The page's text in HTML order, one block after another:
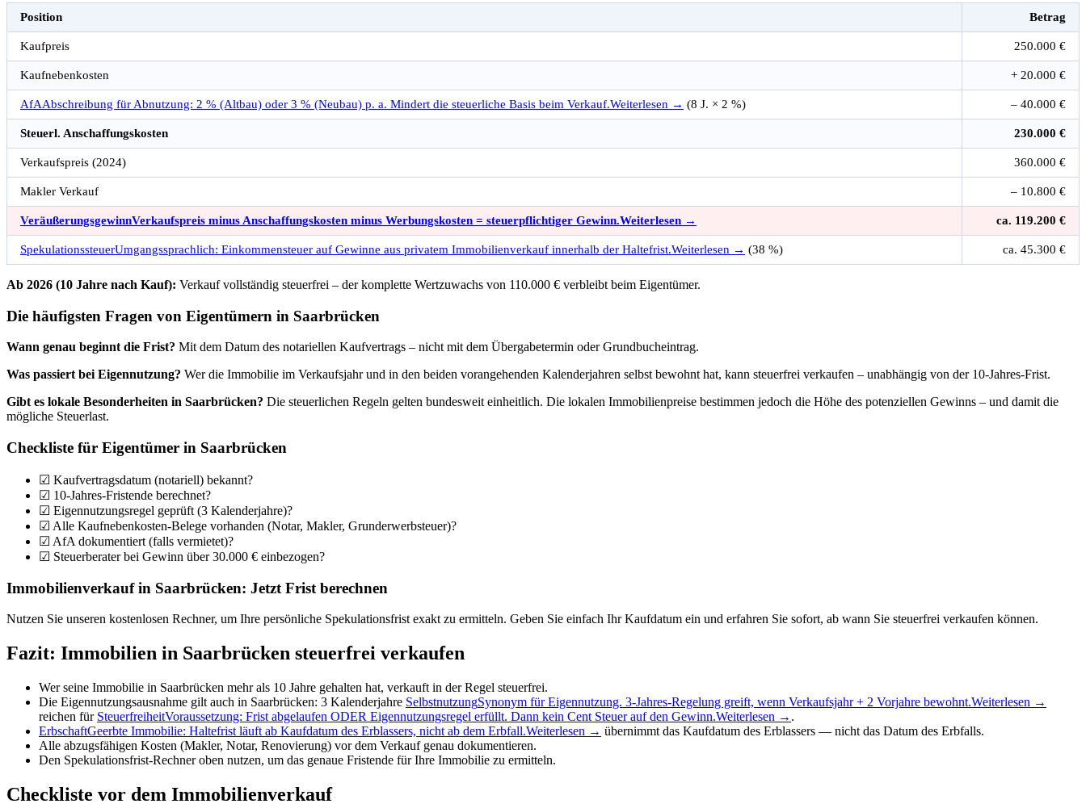
Position Betrag
Kaufpreis 250.000 €
Kaufnebenkosten + 20.000 €
AfAAbschreibung für Abnutzung: 2 % (Altbau) oder 3 % (Neubau) p. a. Mindert die steuerliche Basis beim Verkauf.Weiterlesen → (8 J. × 2 %) – 40.000 €
Steuerl. Anschaffungskosten 230.000 €
Verkaufspreis (2024) 360.000 €
Makler Verkauf – 10.800 €
VeräußerungsgewinnVerkaufspreis minus Anschaffungskosten minus Werbungskosten = steuerpflichtiger Gewinn.Weiterlesen → ca. 119.200 €
SpekulationssteuerUmgangssprachlich: Einkommensteuer auf Gewinne aus privatem Immobilienverkauf innerhalb der Haltefrist.Weiterlesen → (38 %) ca. 45.300 €
Ab 2026 (10 Jahre nach Kauf): Verkauf vollständig steuerfrei – der komplette Wertzuwachs von 110.000 € verbleibt beim Eigentümer.
Die häufigsten Fragen von Eigentümern in Saarbrücken
Wann genau beginnt die Frist? Mit dem Datum des notariellen Kaufvertrags – nicht mit dem Übergabetermin oder Grundbucheintrag.
Was passiert bei Eigennutzung? Wer die Immobilie im Verkaufsjahr und in den beiden vorangehenden Kalenderjahren selbst bewohnt hat, kann steuerfrei verkaufen – unabhängig von der 10-Jahres-Frist.
Gibt es lokale Besonderheiten in Saarbrücken? Die steuerlichen Regeln gelten bundesweit einheitlich. Die lokalen Immobilienpreise bestimmen jedoch die Höhe des potenziellen Gewinns – und damit die
mögliche Steuerlast.
Checkliste für Eigentümer in Saarbrücken
☑ Kaufvertragsdatum (notariell) bekannt?
☑ 10-Jahres-Fristende berechnet?
☑ Eigennutzungsregel geprüft (3 Kalenderjahre)?
☑ Alle Kaufnebenkosten-Belege vorhanden (Notar, Makler, Grunderwerbsteuer)?
☑ AfA dokumentiert (falls vermietet)?
☑ Steuerberater bei Gewinn über 30.000 € einbezogen?
Immobilienverkauf in Saarbrücken: Jetzt Frist berechnen
Nutzen Sie unseren kostenlosen Rechner, um Ihre persönliche Spekulationsfrist exakt zu ermitteln. Geben Sie einfach Ihr Kaufdatum ein und erfahren Sie sofort, ab wann Sie steuerfrei verkaufen können.
Fazit: Immobilien in Saarbrücken steuerfrei verkaufen
Wer seine Immobilie in Saarbrücken mehr als 10 Jahre gehalten hat, verkauft in der Regel steuerfrei.
Die Eigennutzungsausnahme gilt auch in Saarbrücken: 3 Kalenderjahre SelbstnutzungSynonym für Eigennutzung. 3-Jahres-Regelung greift, wenn Verkaufsjahr + 2 Vorjahre bewohnt.Weiterlesen →
reichen für SteuerfreiheitVoraussetzung: Frist abgelaufen ODER Eigennutzungsregel erfüllt. Dann kein Cent Steuer auf den Gewinn.Weiterlesen → .
ErbschaftGeerbte Immobilie: Haltefrist läuft ab Kaufdatum des Erblassers, nicht ab dem Erbfall.Weiterlesen → übernimmt das Kaufdatum des Erblassers — nicht das Datum des Erbfalls.
Alle abzugsfähigen Kosten (Makler, Notar, Renovierung) vor dem Verkauf genau dokumentieren.
Den Spekulationsfrist-Rechner oben nutzen, um das genaue Fristende für Ihre Immobilie zu ermitteln.
Checkliste vor dem Immobilienverkauf